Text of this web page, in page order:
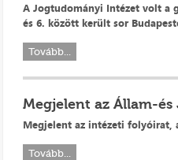
A Jogtudományi Intézet volt a
és 6. között került sor
Tovább...
Megjelent az Állam-
Megjelent az intézeti folyóirat,
Tovább...